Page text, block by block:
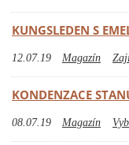
KUNGSLEDEN S
12.07.19 Magazín
KONDENZACE
08.07.19 Magazín